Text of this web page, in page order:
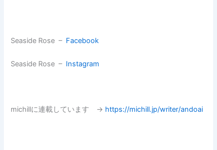
Seaside Rose – Facebook
Seaside Rose – Instagram
michillに連載しています → https://michill.jp/writer/andoai